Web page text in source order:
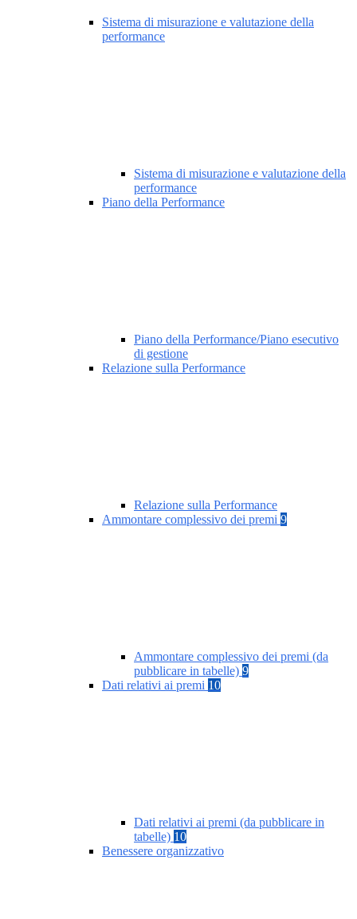
Sistema di misurazione e valutazione della
performance
Sistema di misurazione e valutazione della
performance
Piano della Performance
Piano della Performance/Piano esecutivo
di gestione
Relazione sulla Performance
Relazione sulla Performance
Ammontare complessivo dei premi 9
Ammontare complessivo dei premi (da
pubblicare in tabelle) 9
Dati relativi ai premi 10
Dati relativi ai premi (da pubblicare in
tabelle) 10
Benessere organizzativo